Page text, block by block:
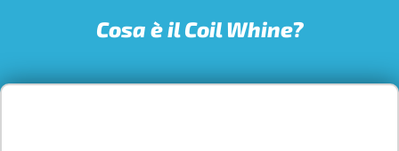
Cosa è il Coil Whine?